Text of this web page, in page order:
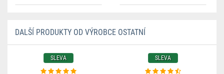
DALŠÍ PRODUKTY OD VÝROBCE OSTATNÍ
SLEVA SLEVA